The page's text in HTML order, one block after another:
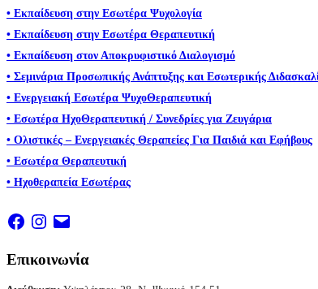
• Εκπαίδευση στην Εσωτέρα Ψυχολογία
• Εκπαίδευση στην Εσωτέρα Θεραπευτική
• Εκπαίδευση στον Αποκρυφιστικό Διαλογισμό
• Σεμινάρια Προσωπικής Ανάπτυξης και Εσωτερικής
• Ενεργειακή Εσωτέρα ΨυχοΘεραπευτική
• Εσωτέρα ΗχοΘεραπευτική / Συνεδρίες για Ζευγάρια
• Ολιστικές – Ενεργειακές Θεραπείες Για Παιδιά και Εφήβους
• Εσωτέρα Θεραπευτική
• Ηχοθεραπεία Εσωτέρας
Facebook
Instagram
Email
Επικοινωνία